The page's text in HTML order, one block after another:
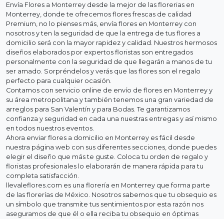
Envía Flores a Monterrey desde la mejor de las florerias en
Monterrey, donde te ofrecemos flores frescas de calidad
Premium, no lo pienses más, envía flores en Monterrey con
nosotros y ten la seguridad de que la entrega de tus flores a
domicilio será con la mayor rapidez y calidad. Nuestros hermosos
diseños elaborados por expertos floristas son entregados
personalmente con la seguridad de que llegarán a manos de tu
ser amado. Sorpréndelos y verás que las flores son el regalo
perfecto para cualquier ocasión.
Contamos con servicio online de envío de flores en Monterrey y
su área metropolitana y también tenemos una gran variedad de
arreglos para San Valentín y para Bodas. Te garantizamos
confianza y seguridad en cada una nuestras entregas y así mismo
en todos nuestros eventos.
Ahora enviar flores a domicilio en Monterrey es fácil desde
nuestra página web con sus diferentes secciones, donde puedes
elegir el diseño que más te guste. Coloca tu orden de regalo y
floristas profesionales lo elaborarán de manera rápida para tu
completa satisfacción.
llevaleflores.com es una florería en Monterrey que forma parte
de las florerías de México. Nosotros sabemos que tu obsequio es
un símbolo que transmite tus sentimientos por esta razón nos
aseguramos de que él o ella reciba tu obsequio en óptimas